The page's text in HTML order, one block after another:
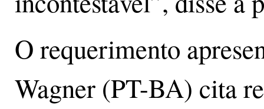
O requerimento
Wagner (PT-BA) cita